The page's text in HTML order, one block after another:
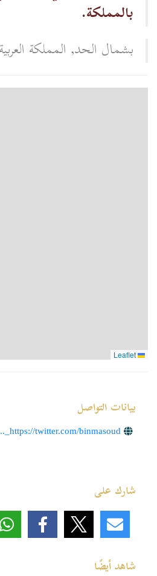
بالمملكة.
بشمال الحد, المملكة
بيانات التواصل
https://twitter.com/binmasoud_...
شارك على
شاهد أيضًا